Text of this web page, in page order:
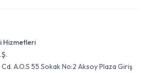
Hizmetleri
A.O.S 55 Sokak No:2 Aksoy Plaza Giriş